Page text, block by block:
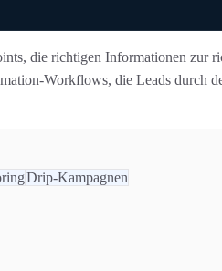
die richtigen Informationen
Workflows, die Leads
Drip-Kampagnen